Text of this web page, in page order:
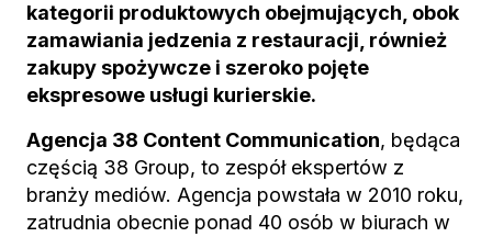
kategorii produktowych obejmujących, obok
zamawiania jedzenia z restauracji, również
zakupy spożywcze i szeroko pojęte
ekspresowe usługi kurierskie.
Agencja 38 Content Communication, będąca
częścią 38 Group, to zespół ekspertów z
branży mediów. Agencja powstała w 2010 roku,
zatrudnia obecnie ponad 40 osób w biurach w